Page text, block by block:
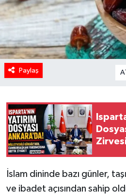
Paylaş A-
İslam dininde bazı günler,
ve ibadet açısından sahip
İlginç
KÜLTÜR SANAT
MAGAZİN
Oyun
POLİTİKA
RESMİ İLANLAR
SAĞLIK
Spor